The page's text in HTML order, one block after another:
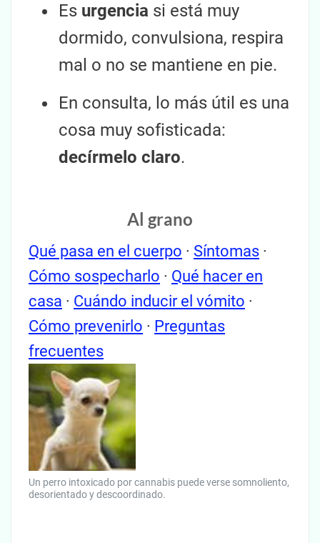
Es urgencia si está muy
dormido, convulsiona, respira
mal o no se mantiene en pie.
En consulta, lo más útil es una
cosa muy sofisticada:
decírmelo claro.
Al grano
Qué pasa en el cuerpo · Síntomas ·
Cómo sospecharlo · Qué hacer en
casa · Cuándo inducir el vómito ·
Cómo prevenirlo · Preguntas
frecuentes
Un perro intoxicado por cannabis puede verse somnoliento,
desorientado y descoordinado.